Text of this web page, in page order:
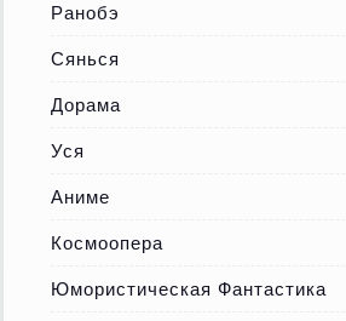
Ранобэ
Сянься
Дорама
Уся
Аниме
Космоопера
Юмористическая Фантастика